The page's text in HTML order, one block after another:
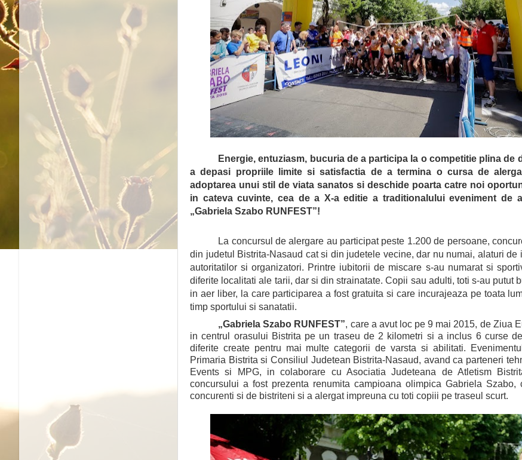
Energie, entuziasm, bucuria de a participa la o competitie plina de
a depasi propriile limite si satisfactia de a termina o cursa de
adoptarea unui stil de viata sanatos si deschide poarta catre noi
in cateva cuvinte, cea de a X-a editie a traditionalului eveniment de
„Gabriela Szabo RUNFEST”!
La concursul de alergare au participat peste 1.200 de persoane,
din judetul Bistrita-Nasaud cat si din judetele vecine, dar nu numai, alaturi de
autoritatilor si organizatori. Printre iubitorii de miscare s-au numarat si
diferite localitati ale tarii, dar si din strainatate. Copii sau adulti, toti s-au putut
in aer liber, la care participarea a fost gratuita si care incurajeaza pe toata
timp sportului si sanatatii.
„Gabriela Szabo RUNFEST”, care a avut loc pe 9 mai 2015, de Ziua
in centrul orasului Bistrita pe un traseu de 2 kilometri si a inclus 6 curse
diferite create pentru mai multe categorii de varsta si abilitati.
Primaria Bistrita si Consiliul Judetean Bistrita-Nasaud, avand ca parteneri
Events si MPG, in colaborare cu Asociatia Judeteana de Atletism
concursului a fost prezenta renumita campioana olimpica Gabriela
concurenti si de bistriteni si a alergat impreuna cu toti copiii pe traseul scurt.